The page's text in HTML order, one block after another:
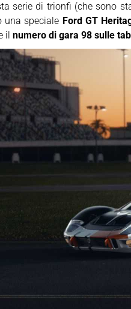
serie di trionfi (che sono
una speciale Ford GT
il numero di gara 98 sulle